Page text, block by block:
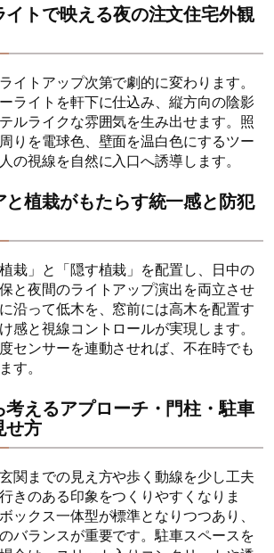
イトで映える夜の注文住宅外観
イトアップ次第で劇的に変わります。
ライトを軒下に仕込み、縦方向の陰影
ルライクな雰囲気を生み出せます。照
りを電球色、壁面を温白色にするツー
の視線を自然に入口へ誘導します。
と植栽がもたらす統一感と防犯
栽」と「隠す植栽」を配置し、日中の
と夜間のライトアップ演出を両立させ
沿って低木を、窓前には高木を配置す
感と視線コントロールが実現します。
センサーを連動させれば、不在時でも
す。
考えるアプローチ・門柱・駐車
せ方
関までの見え方や歩く動線を少し工夫
きのある印象をつくりやすくなりま
ックス一体型が標準となりつつあり、
バランスが重要です。駐車スペースを